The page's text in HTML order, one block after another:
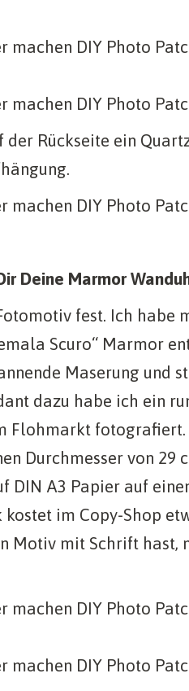
der Rückseite ein
Deine Marmor
fest. Ich habe
Scuro“ Marmor
Maserung und
dazu habe ich ein
Flohmarkt fotografiert.
Durchmesser von 29
DIN A3 Papier auf
kostet im Copy-Shop
Motiv mit Schrift hast,